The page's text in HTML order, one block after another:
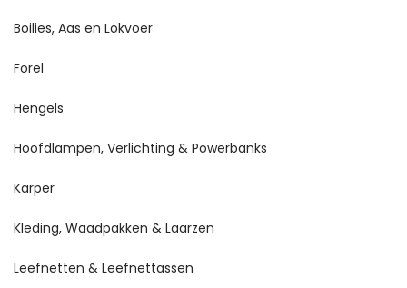
Boilies, Aas en Lokvoer
Forel
Hengels
Hoofdlampen, Verlichting & Powerbanks
Karper
Kleding, Waadpakken & Laarzen
Leefnetten & Leefnettassen